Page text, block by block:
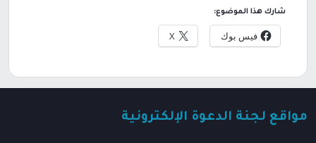
شارك هذا الموضوع:
فيس بوك X
مواقع لجنة الدعوة الإلكترونية